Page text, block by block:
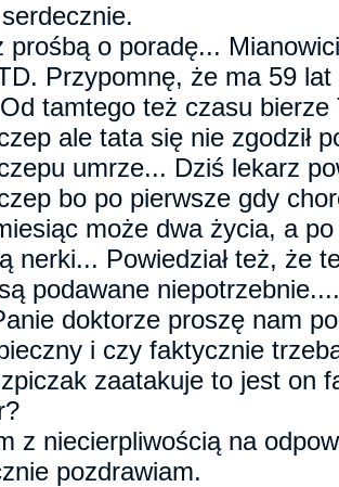
prośbą o poradę...
Przypomnę, że ma 59
tamtego też czasu
ale tata się nie zgodził
umrze... Dziś lekarz
bo po pierwsze gdy
może dwa życia, a
nerki... Powiedział też, że
podawane niepotrzebnie....
doktorze proszę nam
i czy faktycznie
zaatakuje to jest on
z niecierpliwością na
pozdrawiam.‎